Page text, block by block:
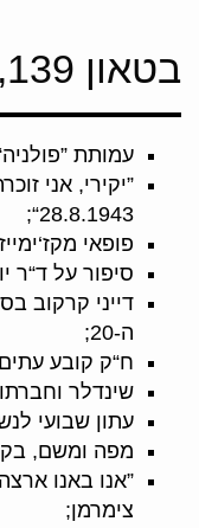
בטאון 139, ספטמבר 2018
עמותת
”יקירי, אני
28.8.1943“;
פופאי
סיפור על ד“ר
ה-20;
ח“ק קובע
שינדלר
עתון שבועי
מפה ומשם,
”אנו באנו
צימרמן;